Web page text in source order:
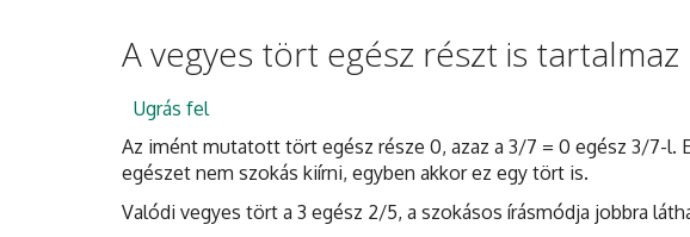
A vegyes tört egész részt is tartalmaz
Ugrás fel
Az imént mutatott tört egész része 0, azaz a 3/7 = 0 egész 3/7-l.
egészet nem szokás kiírni, egyben akkor ez egy tört is.
Valódi vegyes tört a 3 egész 2/5, a szokásos írásmódja jobbra